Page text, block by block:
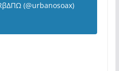
(@urbanosoax)